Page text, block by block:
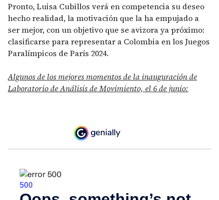
Pronto, Luisa Cubillos verá en competencia su deseo
hecho realidad, la motivación que la ha empujado a
ser mejor, con un objetivo que se avizora ya próximo:
clasificarse para representar a Colombia en los Juegos
Paralímpicos de París 2024.
Algunos de los mejores momentos de la inauguración de
Laboratorio de Análisis de Movimiento, el 6 de junio: